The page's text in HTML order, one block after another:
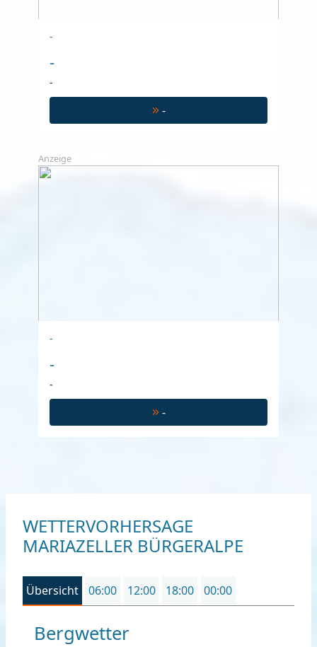
-
-
-
-
Anzeige
-
-
-
-
WETTERVORHERSAGE
MARIAZELLER BÜRGERALPE
Übersicht 06:00 12:00 18:00 00:00
Bergwetter